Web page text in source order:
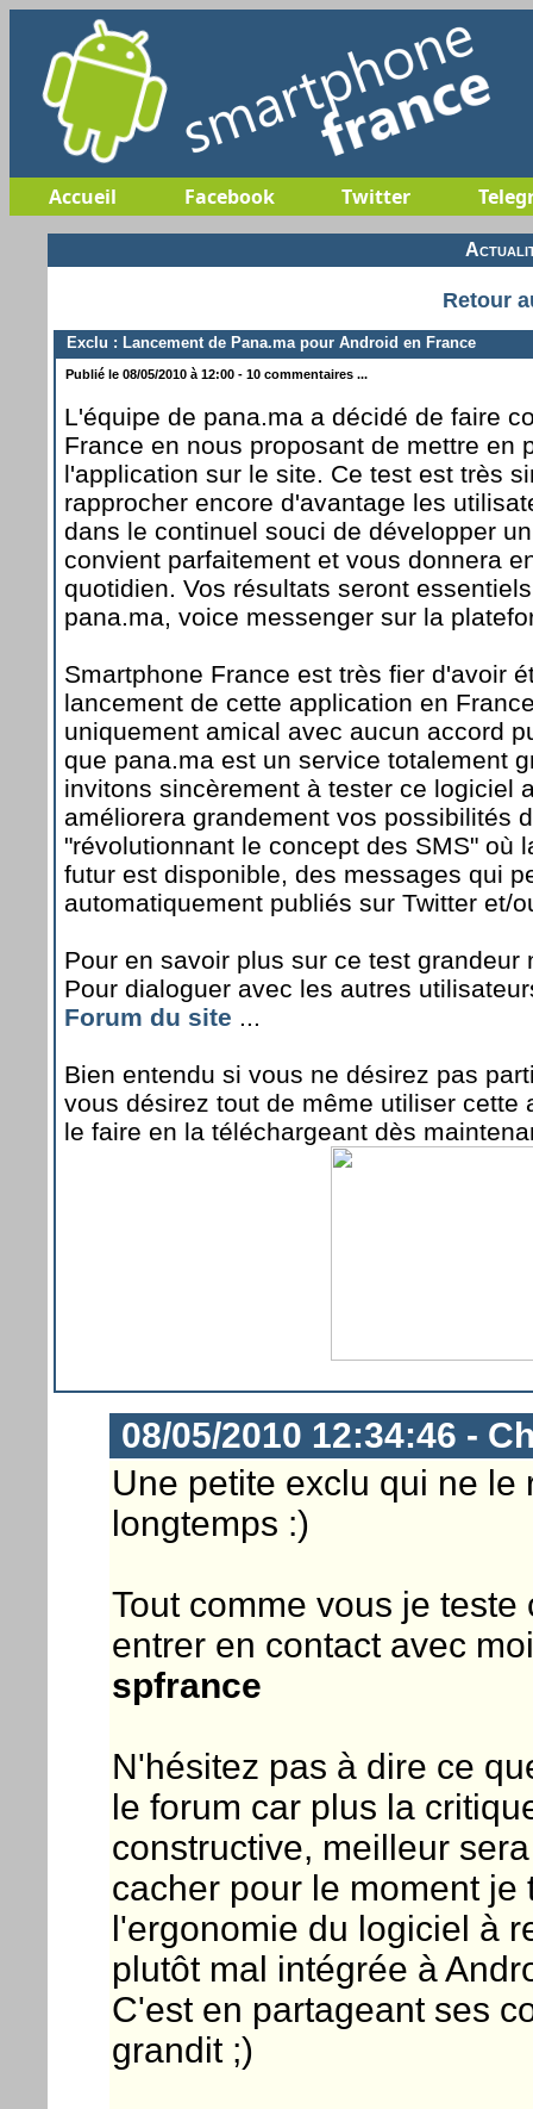
Accueil Facebook Twitter
Retour
Exclu : Lancement de Pana.ma pour Android en France
Publié le 08/05/2010 à 12:00 - 10 commentaires ...
L'équipe de pana.ma a décidé de faire
France en nous proposant de mettre en
l'application sur le site. Ce test est très
rapprocher encore d'avantage les
dans le continuel souci de développer
convient parfaitement et vous donnera
quotidien. Vos résultats seront
pana.ma, voice messenger sur la
Smartphone France est très fier d'avoir
lancement de cette application en
uniquement amical avec aucun accord
que pana.ma est un service totalement
invitons sincèrement à tester ce logiciel
améliorera grandement vos possibilités
"révolutionnant le concept des SMS" où
futur est disponible, des messages qui
automatiquement publiés sur Twitter et/
Pour en savoir plus sur ce test grandeur
Pour dialoguer avec les autres
Forum du site ...
Bien entendu si vous ne désirez pas
vous désirez tout de même utiliser cette
le faire en la téléchargeant dès
08/05/2010 12:34:46 -
Une petite exclu qui ne le
longtemps :)
Tout comme vous je
entrer en contact avec
spfrance
N'hésitez pas à dire ce
le forum car plus la
constructive, meilleur
cacher pour le moment
l'ergonomie du logiciel à
plutôt mal intégrée à
C'est en partageant ses
grandit ;)